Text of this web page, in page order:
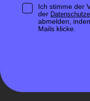
Ich stimme der
der
abmelden,
Mails klicke.